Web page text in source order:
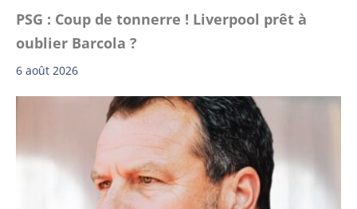
PSG : Coup de tonnerre ! Liverpool prêt à
oublier Barcola ?
6 août 2026